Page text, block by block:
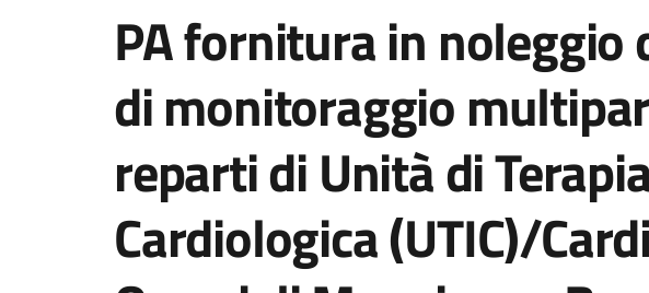
PA fornitura in noleggio
di monitoraggio
reparti di Unità di
Cardiologica (UTIC)/